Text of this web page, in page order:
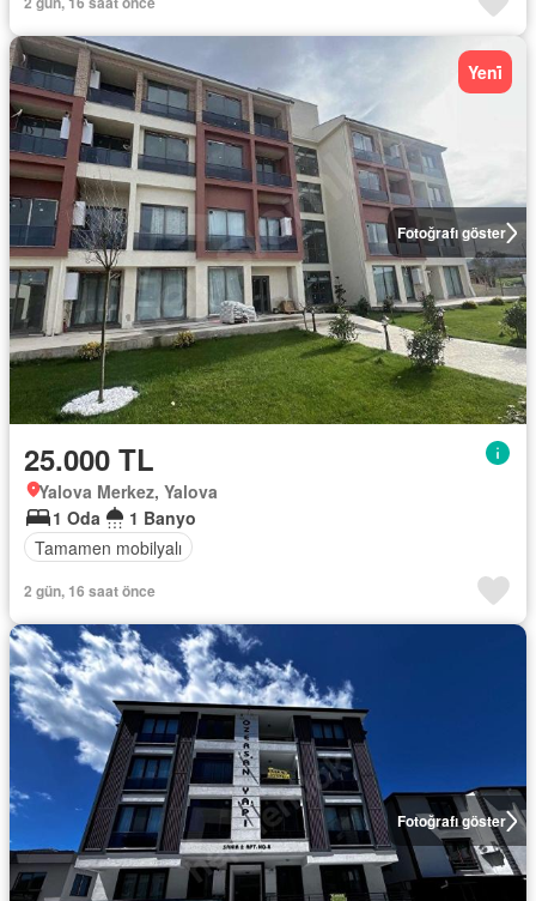
Fotoğrafı göster
Yeni̇
25.000 TL
Yalova Merkez, Yalova
1 Oda
1 Banyo
Tamamen mobilyalı
2 gün, 16 saat önce
Fotoğrafı göster